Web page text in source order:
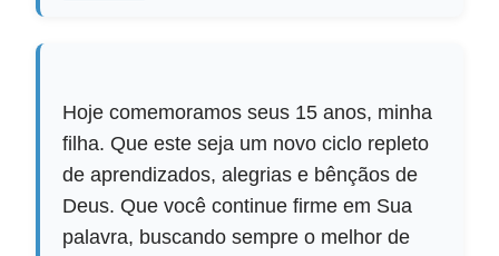
Hoje comemoramos seus 15 anos, minha
filha. Que este seja um novo ciclo repleto
de aprendizados, alegrias e bênçãos de
Deus. Que você continue firme em Sua
palavra, buscando sempre o melhor de